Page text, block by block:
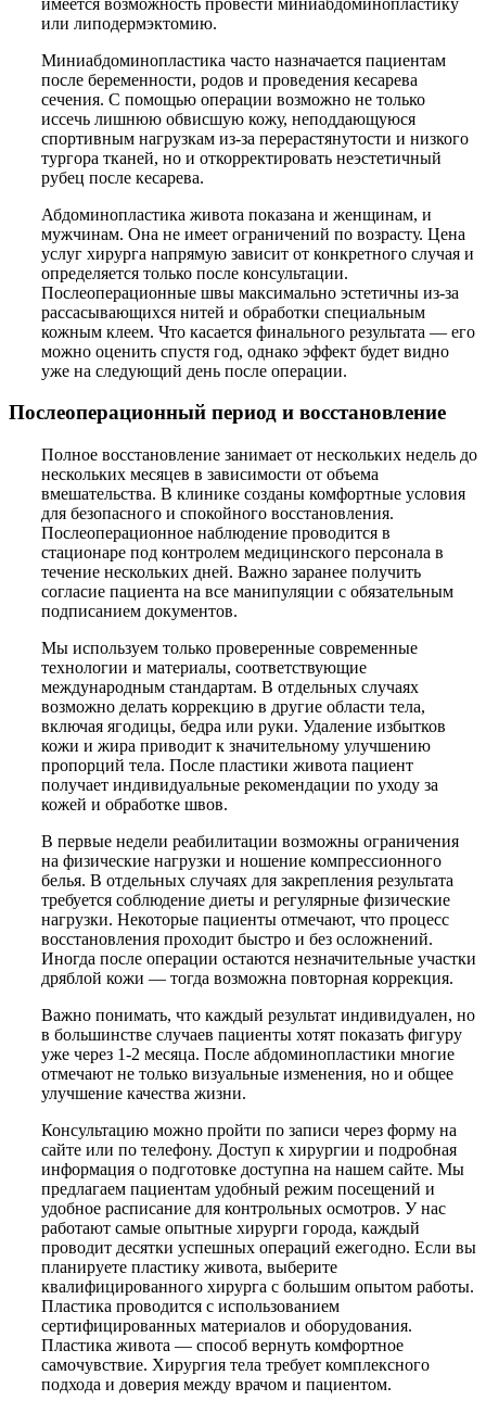
или липодермэктомию.
Миниабдоминопластика часто назначается пациентам
после беременности, родов и проведения кесарева
сечения. С помощью операции возможно не только
иссечь лишнюю обвисшую кожу, неподдающуюся
спортивным нагрузкам из-за перерастянутости и низкого
тургора тканей, но и откорректировать неэстетичный
рубец после кесарева.
Абдоминопластика живота показана и женщинам, и
мужчинам. Она не имеет ограничений по возрасту. Цена
услуг хирурга напрямую зависит от конкретного случая и
определяется только после консультации.
Послеоперационные швы максимально эстетичны из-за
рассасывающихся нитей и обработки специальным
кожным клеем. Что касается финального результата — его
можно оценить спустя год, однако эффект будет видно
уже на следующий день после операции.
Послеоперационный период и восстановление
Полное восстановление занимает от нескольких недель до
нескольких месяцев в зависимости от объема
вмешательства. В клинике созданы комфортные условия
для безопасного и спокойного восстановления.
Послеоперационное наблюдение проводится в
стационаре под контролем медицинского персонала в
течение нескольких дней. Важно заранее получить
согласие пациента на все манипуляции с обязательным
подписанием документов.
Мы используем только проверенные современные
технологии и материалы, соответствующие
международным стандартам. В отдельных случаях
возможно делать коррекцию в другие области тела,
включая ягодицы, бедра или руки. Удаление избытков
кожи и жира приводит к значительному улучшению
пропорций тела. После пластики живота пациент
получает индивидуальные рекомендации по уходу за
кожей и обработке швов.
В первые недели реабилитации возможны ограничения
на физические нагрузки и ношение компрессионного
белья. В отдельных случаях для закрепления результата
требуется соблюдение диеты и регулярные физические
нагрузки. Некоторые пациенты отмечают, что процесс
восстановления проходит быстро и без осложнений.
Иногда после операции остаются незначительные участки
дряблой кожи — тогда возможна повторная коррекция.
Важно понимать, что каждый результат индивидуален, но
в большинстве случаев пациенты хотят показать фигуру
уже через 1-2 месяца. После абдоминопластики многие
отмечают не только визуальные изменения, но и общее
улучшение качества жизни.
Консультацию можно пройти по записи через форму на
сайте или по телефону. Доступ к хирургии и подробная
информация о подготовке доступна на нашем сайте. Мы
предлагаем пациентам удобный режим посещений и
удобное расписание для контрольных осмотров. У нас
работают самые опытные хирурги города, каждый
проводит десятки успешных операций ежегодно. Если вы
планируете пластику живота, выберите
квалифицированного хирурга с большим опытом работы.
Пластика проводится с использованием
сертифицированных материалов и оборудования.
Пластика живота — способ вернуть комфортное
самочувствие. Хирургия тела требует комплексного
подхода и доверия между врачом и пациентом.